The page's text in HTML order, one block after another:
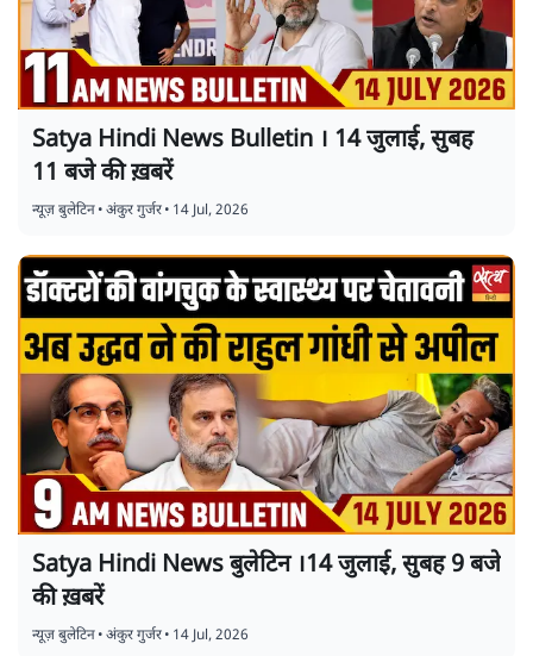
Satya Hindi News Bulletin । 14 जुलाई, सुबह
11 बजे की ख़बरें
न्यूज़ बुलेटिन•अंकुर गुर्जर• 14 Jul, 2026
Satya Hindi News बुलेटिन ।14 जुलाई, सुबह 9 बजे
की ख़बरें
न्यूज़ बुलेटिन•अंकुर गुर्जर• 14 Jul, 2026